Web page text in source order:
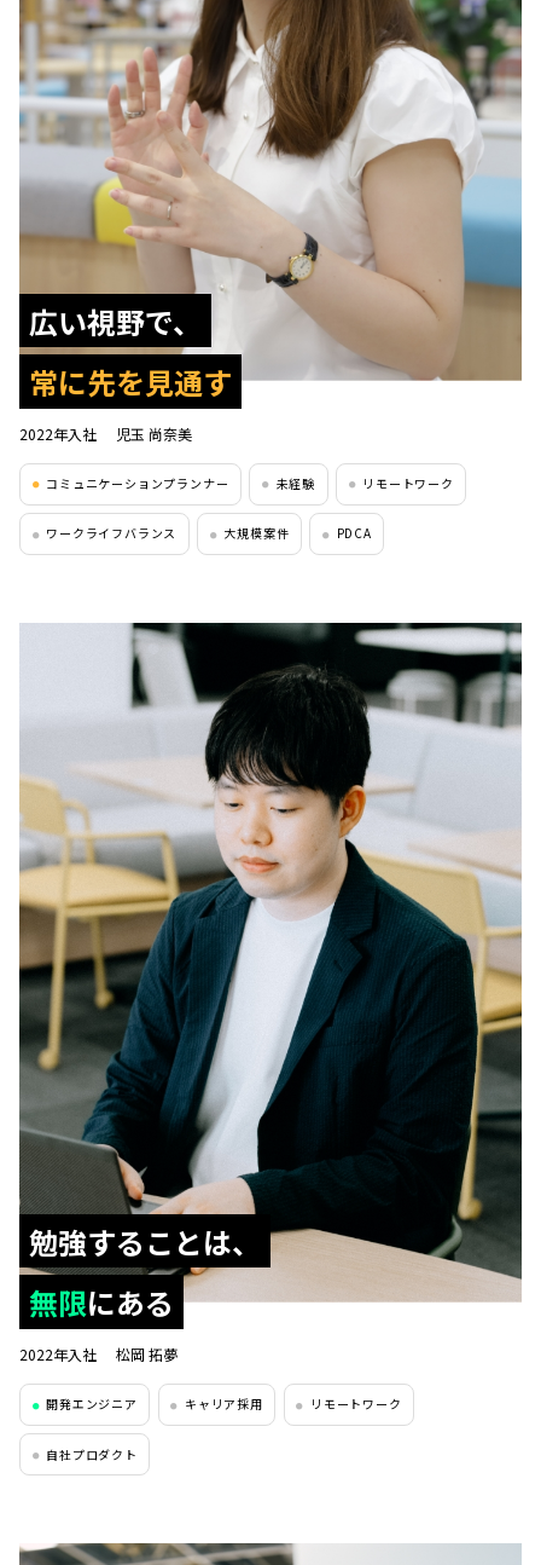
広い視野で、
常に先を見通す
2022年入社 児玉 尚奈美
● コミュニケーションプランナー ● 未経験 ● リモートワーク
● ワークライフバランス ● 大規模案件 ● PDCA
勉強することは、
無限にある
2022年入社 松岡 拓夢
● 開発エンジニア ● キャリア採用 ● リモートワーク
● 自社プロダクト